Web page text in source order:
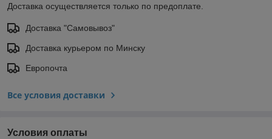
Доставка осуществляется только по предоплате.
Доставка "Самовывоз"
Доставка курьером по Минску
Европочта
Все условия доставки
Условия оплаты